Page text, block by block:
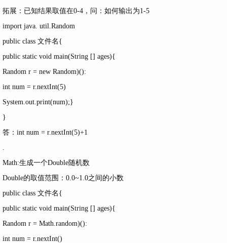
拓展：已知结果取值在0-4，问：如何输出为1-5
import java. util.Random
public class 文件名{
public static void main(String [] ages){
Random r = new Random)():
int num = r.nextInt(5)
System.out.print(num);}
}
答：int num = r.nextInt(5)+1
Math:生成一个Double随机数
Double的取值范围：0.0~1.0之间的小数
public class 文件名{
public static void main(String [] ages){
Random r = Math.random)():
int num = r.nextInt()